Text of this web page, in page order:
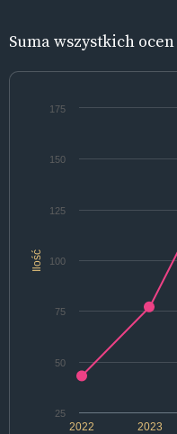
Suma wszystkich ocen
Ilość
2022 2023
25
50
75
100
125
150
175